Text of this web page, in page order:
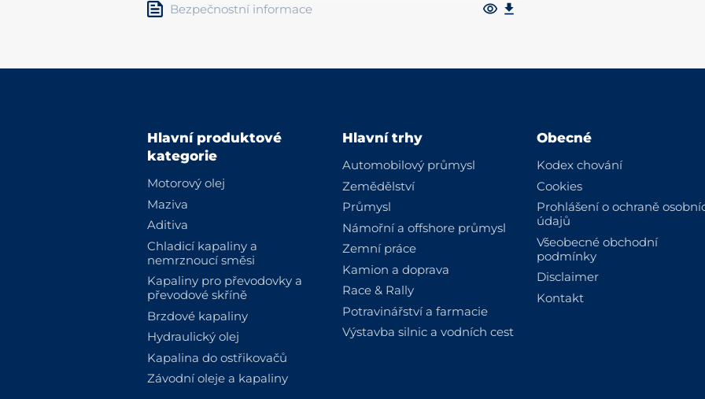
Bezpečnostní informace
Hlavní produktové
kategorie
Motorový olej
Maziva
Aditiva
Chladicí kapaliny a
nemrznoucí směsi
Kapaliny pro převodovky a
převodové skříně
Brzdové kapaliny
Hydraulický olej
Kapalina do ostřikovačů
Závodní oleje a kapaliny
Hlavní trhy
Automobilový průmysl
Zemědělství
Průmysl
Námořní a offshore průmysl
Zemní práce
Kamion a doprava
Race & Rally
Potravinářství a farmacie
Výstavba silnic a vodních cest
Obecné
Kodex chování
Cookies
Prohlášení o ochraně
údajů
Všeobecné obchodní
podmínky
Disclaimer
Kontakt